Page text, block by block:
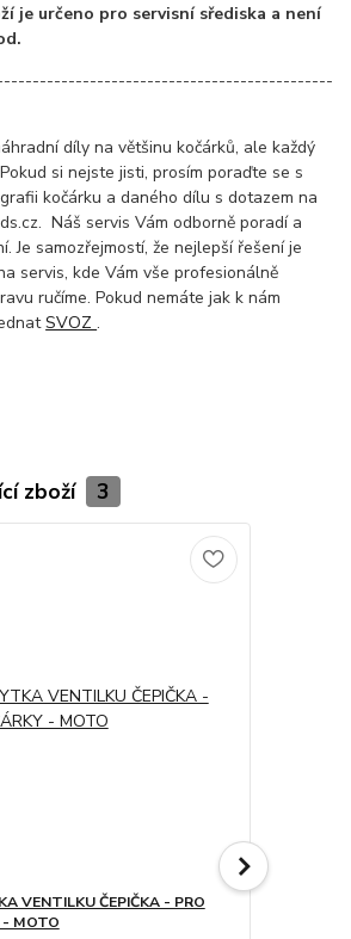
je určeno pro servisní sřediska a není
díly na většinu kočárků, ale každý
si nejste jisti, prosím poraďte se s
kočárku a daného dílu s dotazem na
Náš servis Vám odborně poradí a
Je samozřejmostí, že nejlepší řešení je
servis, kde Vám vše profesionálně
ručíme. Pokud nemáte jak k nám
SVOZ.
zboží 3
VENTILKU ČEPIČKA - PRO
- MOTO